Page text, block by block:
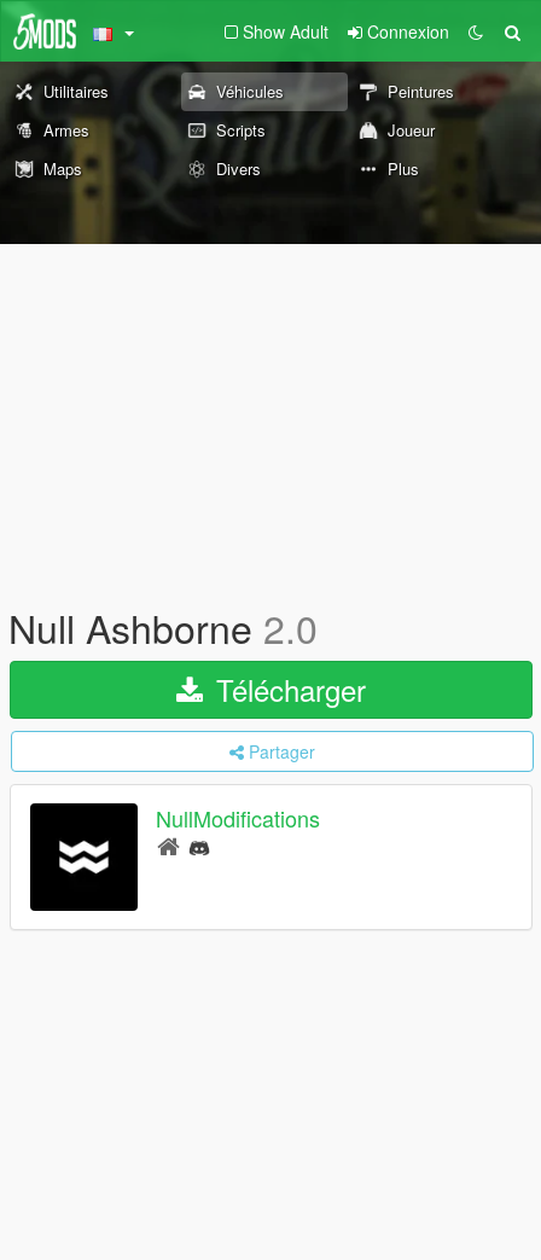
Show Adult Connexion
Utilitaires Véhicules
Peintures
Armes
Scripts
Joueur
Maps
Divers Plus
Null Ashborne 2.0
Télécharger
Partager
NullModifications